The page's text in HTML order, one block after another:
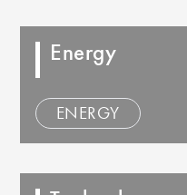
Energy
ENERGY